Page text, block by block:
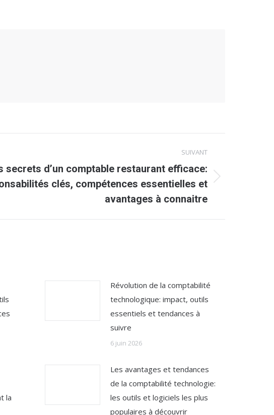
SUIVANT
secrets d’un comptable restaurant efficace:
clés, compétences essentielles et
avantages à connaitre
Révolution de la comptabilité
technologique: impact, outils
essentiels et tendances à
suivre
6 juin 2026
la
Les avantages et tendances
de la comptabilité technologie:
les outils et logiciels les plus
populaires à découvrir